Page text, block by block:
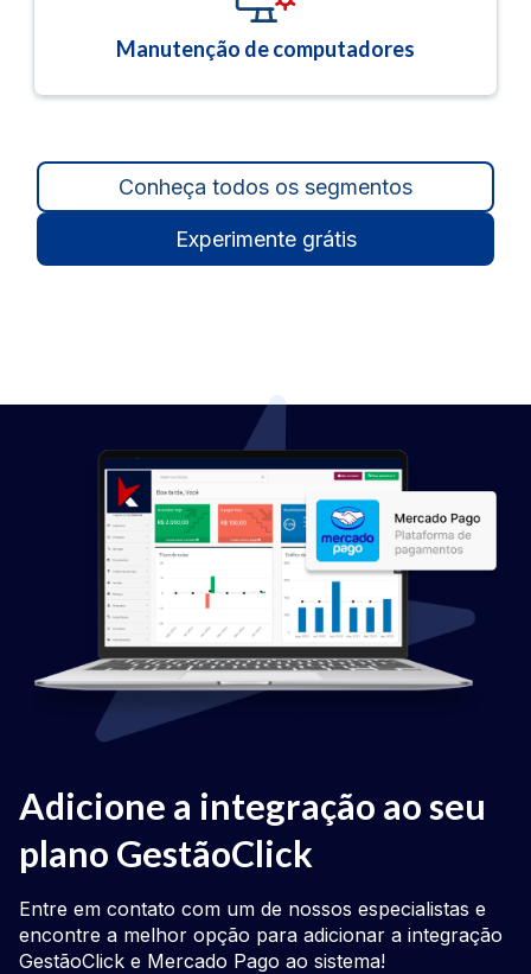
Manutenção de computadores
Conheça todos os segmentos
Experimente grátis
Adicione a integração ao seu
plano GestãoClick
Entre em contato com um de nossos especialistas e
encontre a melhor opção para adicionar a integração
GestãoClick e Mercado Pago ao sistema!